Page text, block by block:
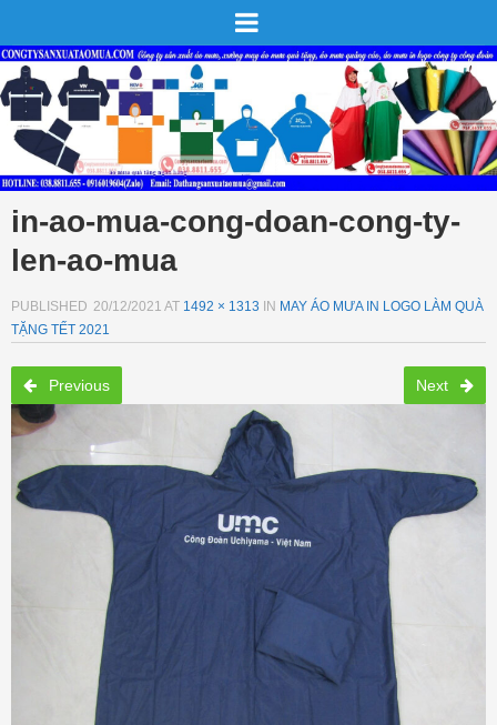
in-ao-mua-cong-doan-cong-ty-
len-ao-mua
PUBLISHED 20/12/2021 AT 1492 × 1313 IN MAY ÁO MƯA IN LOGO LÀM QUÀ
TẶNG TẾT 2021
Previous Next